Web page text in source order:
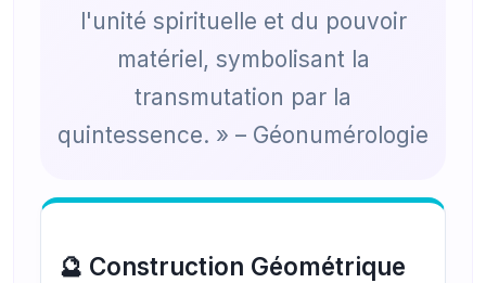
l'unité spirituelle et du pouvoir
matériel, symbolisant la
transmutation par la
quintessence. » – Géonumérologie
🔮 Construction Géométrique